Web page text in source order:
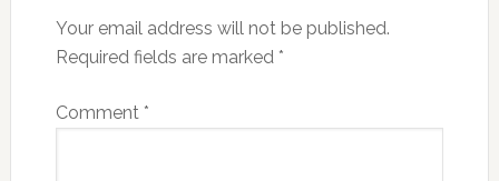
Your email address will not be published.
Required fields are marked *
Comment *